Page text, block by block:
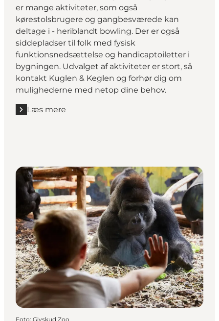
er mange aktiviteter, som også
kørestolsbrugere og gangbesværede kan
deltage i - heriblandt bowling. Der er også
siddepladser til folk med fysisk
funktionsnedsættelse og handicaptoiletter i
bygningen. Udvalget af aktiviteter er stort, så
kontakt Kuglen & Keglen og forhør dig om
mulighederne med netop dine behov.
Læs mere
Læs mere "Kuglen & Keglen Together"
Foto: Givskud Zoo